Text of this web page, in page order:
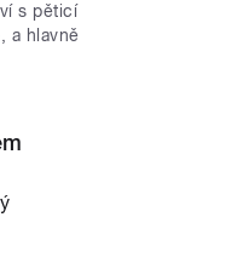
s pěticí
a hlavně